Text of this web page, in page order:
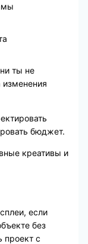
ты не
бюджет.
креативы и
если
без
проект с